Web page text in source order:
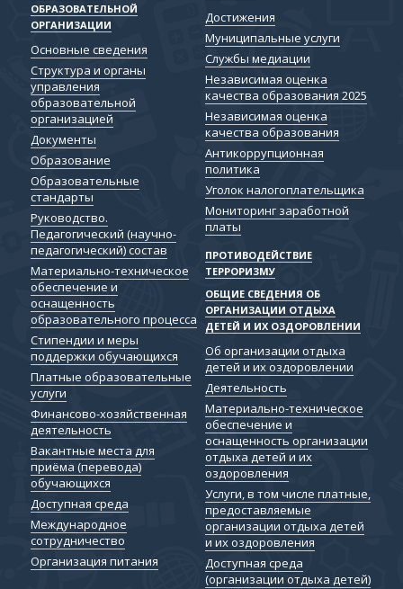
ОБРАЗОВАТЕЛЬНОЙ
ОРГАНИЗАЦИИ
Основные сведения
Структура и органы
управления
образовательной
организацией
Документы
Образование
Образовательные
стандарты
Руководство.
Педагогический (научно-
педагогический) состав
Материально-техническое
обеспечение и
оснащенность
образовательного процесса
Стипендии и меры
поддержки обучающихся
Платные образовательные
услуги
Финансово-хозяйственная
деятельность
Вакантные места для
приёма (перевода)
обучающихся
Доступная среда
Международное
сотрудничество
Организация питания
Достижения
Муниципальные услуги
Службы медиации
Независимая оценка
качества образования 2025
Независимая оценка
качества образования
Антикоррупционная
политика
Уголок налогоплательщика
Мониторинг заработной
платы
ПРОТИВОДЕЙСТВИЕ
ТЕРРОРИЗМУ
ОБЩИЕ СВЕДЕНИЯ ОБ
ОРГАНИЗАЦИИ ОТДЫХА
ДЕТЕЙ И ИХ ОЗДОРОВЛЕНИИ
Об организации отдыха
детей и их оздоровлении
Деятельность
Материально-техническое
обеспечение и
оснащенность организации
отдыха детей и их
оздоровления
Услуги, в том числе платные,
предоставляемые
организации отдыха детей
и их оздоровления
Доступная среда
(организации отдыха детей)